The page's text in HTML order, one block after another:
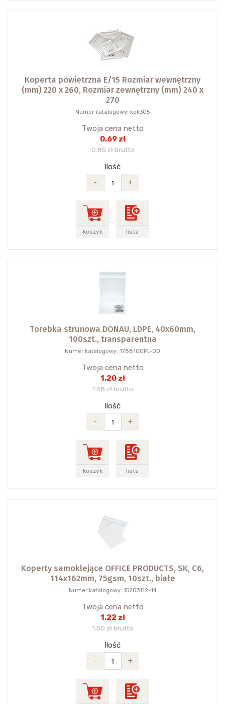
Koperta powietrzna E/15 Rozmiar wewnętrzny
(mm) 220 x 260, Rozmiar zewnętrzny (mm) 240 x
270
Numer katalogowy: kpk305
Twoja cena netto
0.69 zł
0.85 zł brutto
Ilość
-
+
koszyk lista
Torebka strunowa DONAU, LDPE, 40x60mm,
100szt., transparentna
Numer katalogowy: 1788100PL-00
Twoja cena netto
1.20 zł
1.48 zł brutto
Ilość
-
+
koszyk lista
Koperty samoklejące OFFICE PRODUCTS, SK, C6,
114x162mm, 75gsm, 10szt., białe
Numer katalogowy: 15203112-14
Twoja cena netto
1.22 zł
1.50 zł brutto
Ilość
-
+